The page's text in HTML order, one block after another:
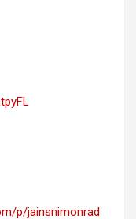
p/jainsnimonrad